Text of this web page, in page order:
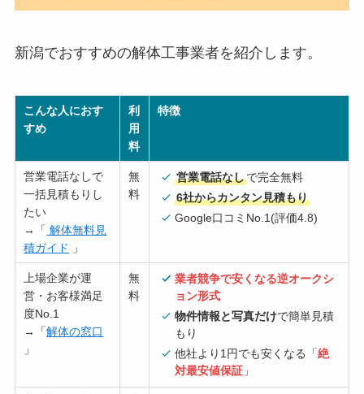
新潟でおすすめの解体工事業者を紹介します。
こんな人におす
すめ
利
用
料
特徴
営業電話なしで
一括見積もりし
たい
→「 解体無料見
積ガイド
」
無
料
営業電話なしで完全無料
6社からカンタン見積もり
Google口コミNo.1(評価4.8)
上場企業が運
営・お客様満足
度No.1
→「解体の窓口
」
無
料
業者競争で安くなる逆オークシ
ョン形式
物件情報と写真だけで簡単見積
もり
他社より1円でも安くなる「絶
対最安値保証 」